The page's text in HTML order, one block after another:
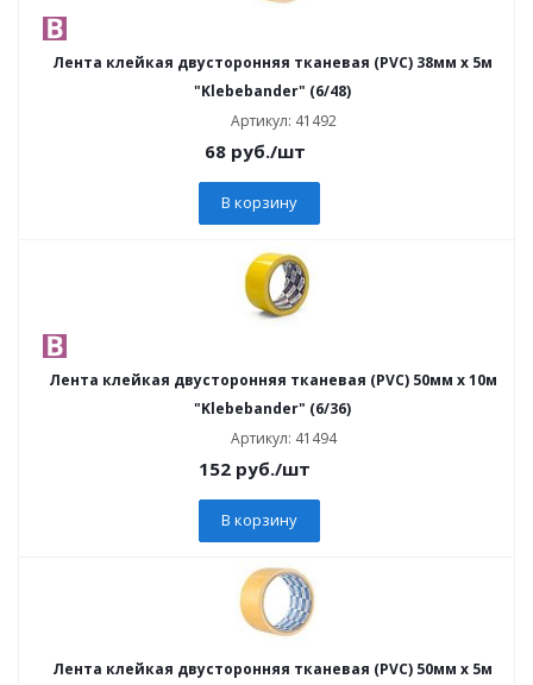
Лента клейкая двусторонняя тканевая (PVC) 38мм х 5м
"Klebebander" (6/48)
Артикул: 41492
68руб./шт
В корзину
Лента клейкая двусторонняя тканевая (PVC) 50мм х 10м
"Klebebander" (6/36)
Артикул: 41494
152 руб./шт
В корзину
Лента клейкая двусторонняя тканевая (PVC) 50мм х 5м